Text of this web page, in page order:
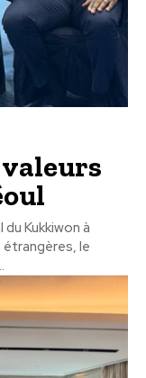
valeurs
Kukkiwon à
le